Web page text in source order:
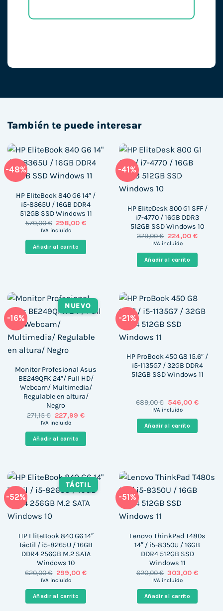
También te puede interesar
-48%
HP EliteBook 840 G6 14″ /
i5-8365U / 16GB DDR4
512GB SSD Windows 11
570,00€ El
precio
era:
570,00 €.
298,00€El
es:
IVA incluido
Añadir al carrito
-41%
HP EliteDesk 800 G1 SFF /
i7-4770 / 16GB DDR3
512GB SSD Windows 10
379,00€ El
precio
era:
379,00 €.
224,00 €El
es:
IVA incluido
Añadir al carrito
-16%
NUEVO
Monitor Profesional Asus
BE249QFK 24″/ Full HD/
Webcam/ Multimedia/
Regulable en altura/
Negro
271,15€ El
precio
era:
271,15 €.
227,99 €El
es:
227,99 €.
IVA incluido
Añadir al carrito
-21%
HP ProBook 450 G8 15.6″ /
i5-1135G7 / 32GB DDR4
512GB SSD Windows 11
689,00€ El
precio
era:
689,00 €.
546,00 €El
IVA incluido
Añadir al carrito
-52%
TÁCTIL
HP EliteBook 840 G6 14″
Táctil / i5-8265U / 16GB
DDR4 256GB M.2 SATA
Windows 10
620,00€ El
precio
era:
620,00 €.
299,00 €El
es:
299,00 €.
IVA incluido
Añadir al carrito
-51%
Lenovo ThinkPad T480s
14″ / i5-8350U / 16GB
DDR4 512GB SSD
Windows 11
620,00€ El
precio
era:
620,00 €.
303,00€El
IVA incluido
Añadir al carrito